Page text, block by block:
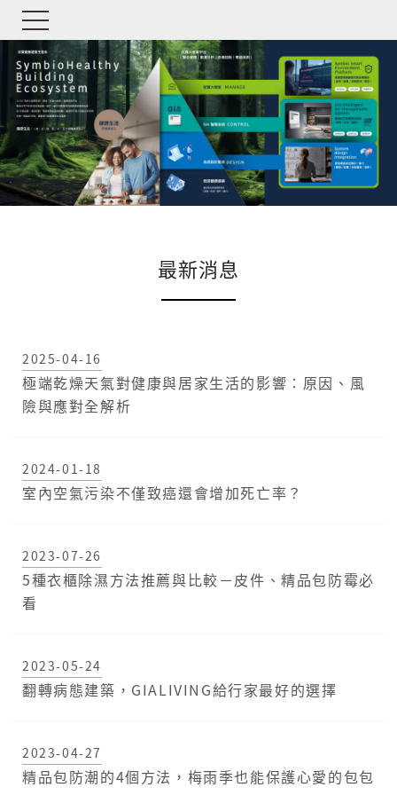
P
r
e
v
i
o
u
N
e
x
t
最新消息
2025-04-16
極端乾燥天氣對健康與居家生活的影響：原因、風
險與應對全解析
2024-01-18
室內空氣污染不僅致癌還會增加死亡率？
2023-07-26
5種衣櫃除濕方法推薦與比較－皮件、精品包防霉必
看
2023-05-24
翻轉病態建築，GIALIVING給行家最好的選擇
2023-04-27
精品包防潮的4個方法，梅雨季也能保護心愛的包包